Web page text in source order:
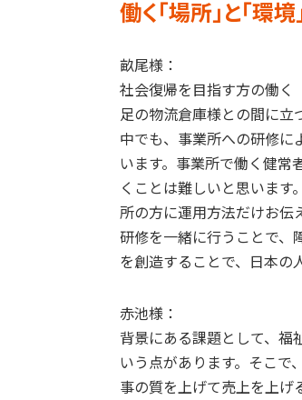
働く「場所」と「環
畝尾様：
社会復帰を目指す方の働く
足の物流倉庫様との間に立
中でも、事業所への研修に
います。事業所で働く健常
くことは難しいと思います
所の方に運用方法だけお伝
研修を一緒に行うことで、
を創造することで、日本の
赤池様：
背景にある課題として、福
いう点があります。そこで
事の質を上げて売上を上げ